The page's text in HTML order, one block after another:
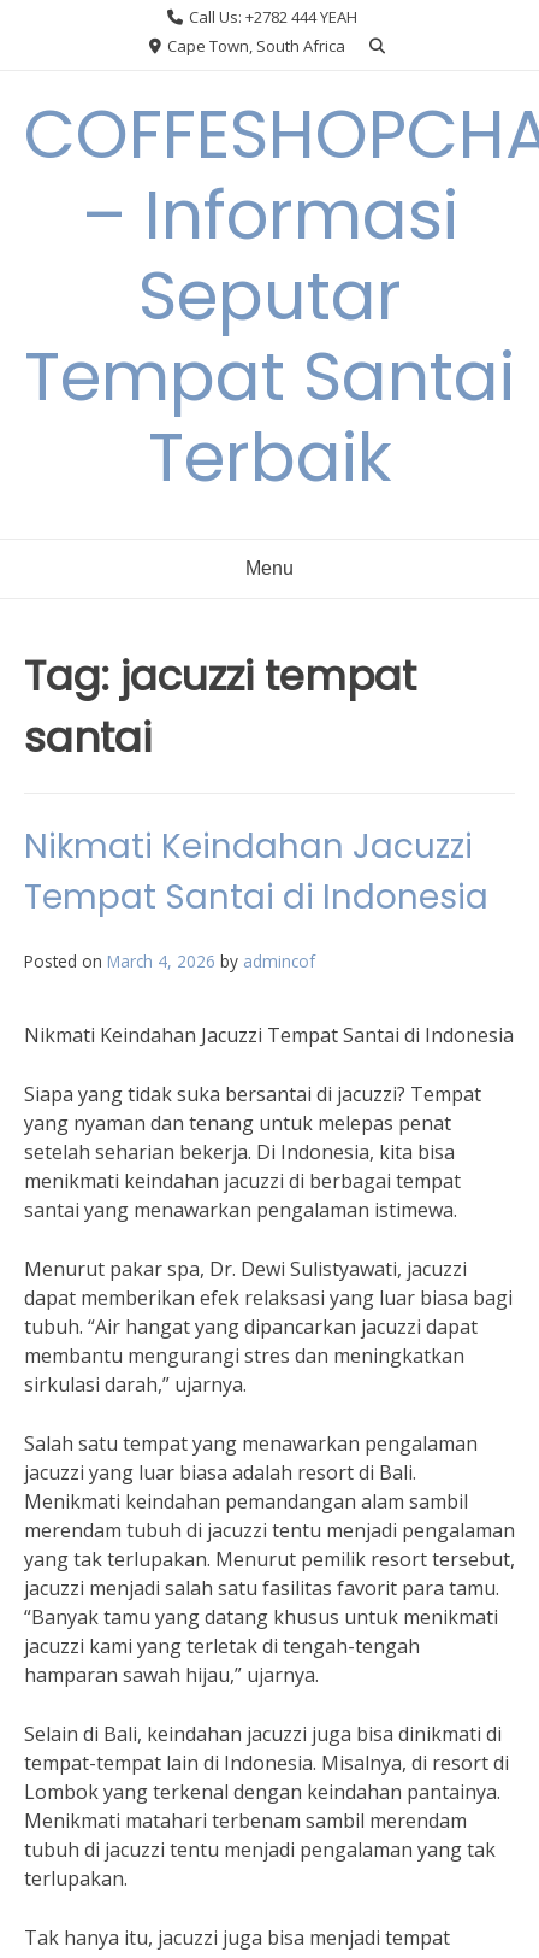
Call Us: +2782 444 YEAH
Cape Town, South Africa
– Informasi
Seputar
Tempat Santai
Terbaik
Menu
Tag: jacuzzi tempat
santai
Nikmati Keindahan Jacuzzi
Tempat Santai di Indonesia
Posted on March 4, 2026 by admincof
Nikmati Keindahan Jacuzzi Tempat Santai di Indonesia
Siapa yang tidak suka bersantai di jacuzzi? Tempat
yang nyaman dan tenang untuk melepas penat
setelah seharian bekerja. Di Indonesia, kita bisa
menikmati keindahan jacuzzi di berbagai tempat
santai yang menawarkan pengalaman istimewa.
Menurut pakar spa, Dr. Dewi Sulistyawati, jacuzzi
dapat memberikan efek relaksasi yang luar biasa bagi
tubuh. “Air hangat yang dipancarkan jacuzzi dapat
membantu mengurangi stres dan meningkatkan
sirkulasi darah,” ujarnya.
Salah satu tempat yang menawarkan pengalaman
jacuzzi yang luar biasa adalah resort di Bali.
Menikmati keindahan pemandangan alam sambil
merendam tubuh di jacuzzi tentu menjadi pengalaman
yang tak terlupakan. Menurut pemilik resort tersebut,
jacuzzi menjadi salah satu fasilitas favorit para tamu.
“Banyak tamu yang datang khusus untuk menikmati
jacuzzi kami yang terletak di tengah-tengah
hamparan sawah hijau,” ujarnya.
Selain di Bali, keindahan jacuzzi juga bisa dinikmati di
tempat-tempat lain di Indonesia. Misalnya, di resort di
Lombok yang terkenal dengan keindahan pantainya.
Menikmati matahari terbenam sambil merendam
tubuh di jacuzzi tentu menjadi pengalaman yang tak
terlupakan.
Tak hanya itu, jacuzzi juga bisa menjadi tempat